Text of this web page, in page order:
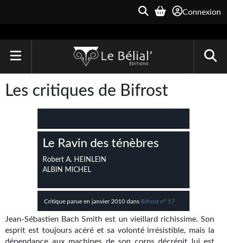
Connexion
Le Bélial'
Une Heure-Lumière
Archive du Futur
Parallaxe
Quarante-Deux
Kvasar
Les critiques de Bifrost
Le Ravin des ténèbres
Robert A. HEINLEIN
ALBIN MICHEL
Critique parue en janvier 2010 dans Bifrost n° 57
Jean-Sébastien Bach Smith est un vieillard richissime. Son
esprit est toujours acéré et sa volonté irrésistible, mais la